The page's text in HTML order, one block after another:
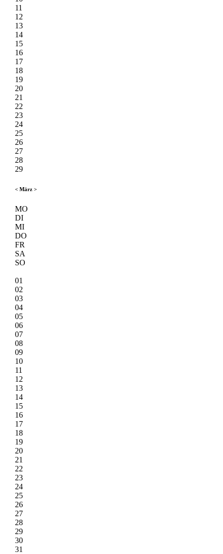
11
12
13
14
15
16
17
18
19
20
21
22
23
24
25
26
27
28
29
< März >
MO
DI
MI
DO
FR
SA
SO
01
02
03
04
05
06
07
08
09
10
11
12
13
14
15
16
17
18
19
20
21
22
23
24
25
26
27
28
29
30
31